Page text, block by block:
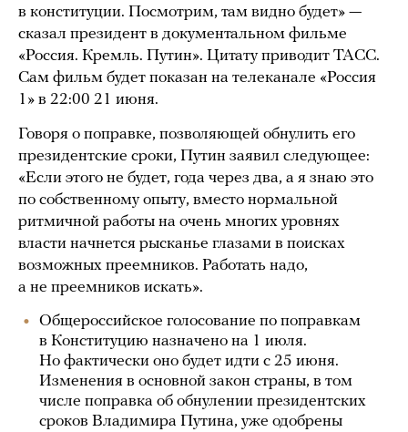
в конституции. Посмотрим, там видно будет» —
сказал президент в документальном фильме
«Россия. Кремль. Путин». Цитату приводит ТАСС.
Сам фильм будет показан на телеканале «Россия
1» в 22:00 21 июня.
Говоря о поправке, позволяющей обнулить его
президентские сроки, Путин заявил следующее:
«Если этого не будет, года через два, а я знаю это
по собственному опыту, вместо нормальной
ритмичной работы на очень многих уровнях
власти начнется рысканье глазами в поисках
возможных преемников. Работать надо,
а не преемников искать».
Общероссийское голосование по поправкам
в Конституцию назначено на 1 июля.
Но фактически оно будет идти с 25 июня.
Изменения в основной закон страны, в том
числе поправка об обнулении президентских
сроков Владимира Путина, уже одобрены